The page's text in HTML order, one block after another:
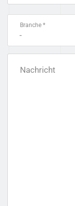
Branche *
-
Nachricht